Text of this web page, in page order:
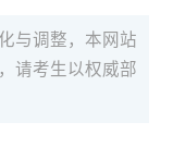
与调整，本网站
请考生以权威部